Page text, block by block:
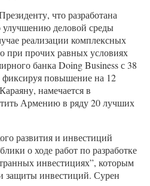
что разработана
деловой среды
реализации комплексных
при прочих равных условиях
банка Doing Business с 38
повышение на 12
намечается в
Армению в ряду 20 лучших
развития и инвестиций
о ходе работ по разработке
инвестициях”, которым
защиты инвестиций. Сурен